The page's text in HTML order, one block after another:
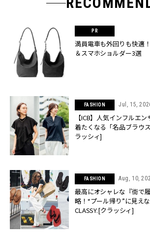
満員電車も外回りも快適
＆スマホショルダー3選
FASHION Jul, 15,
【ICB】人気インフルエ
着たくなる「名品ブラウ
ラッシィ]
FASHION Aug, 10,
最高にオシャレな『街で
略！“プール帰り”に見え
CLASSY.[クラッシィ]